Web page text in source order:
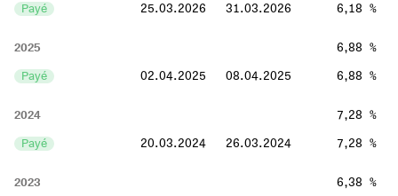
Payé
25.03.2026 31.03.2026 6,18 %
2025
6,88 %
Payé
02.04.2025 08.04.2025 6,88 %
2024
7,28 %
Payé
20.03.2024 26.03.2024 7,28 %
2023
6,38 %